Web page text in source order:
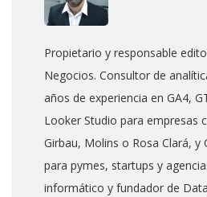
Propietario y responsable
Negocios. Consultor de
años de experiencia en GA4,
Looker Studio para empresas
Girbau, Molins o Rosa Clará, y
para pymes, startups y
informático y fundador de